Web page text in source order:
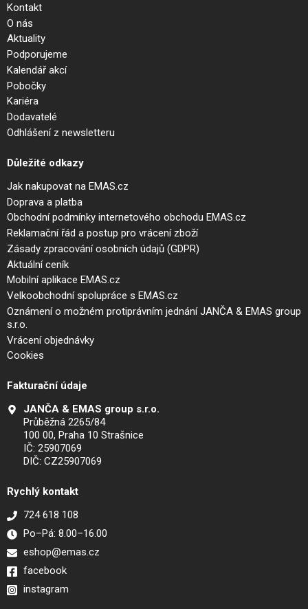
Kontakt
O nás
Aktuality
Podporujeme
Kalendář akcí
Pobočky
Kariéra
Dodavatelé
Odhlášení z newsletteru
Důležité odkazy
Jak nakupovat na EMAS.cz
Doprava a platba
Obchodní podmínky internetového obchodu EMAS.cz
Reklamační řád a postup pro vrácení zboží
Zásady zpracování osobních údajů (GDPR)
Aktuální ceník
Mobilní aplikace EMAS.cz
Velkoobchodní spolupráce s EMAS.cz
Oznámení o možném protiprávním jednání JANČA & EMAS group
s.r.o.
Vrácení objednávky
Cookies
Fakturační údaje
JANČA & EMAS group s.r.o.
Průběžná 2265/84
100 00, Praha 10 Strašnice
IČ: 25907069
DIČ: CZ25907069
Rychlý kontakt
724 618 108
Po–Pá: 8.00–16.00
eshop@emas.cz
facebook
instagram